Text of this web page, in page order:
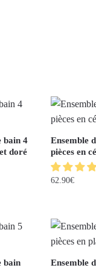
bain 4
doré
Ensemble
pièces en
62.90€
bain
Ensemble